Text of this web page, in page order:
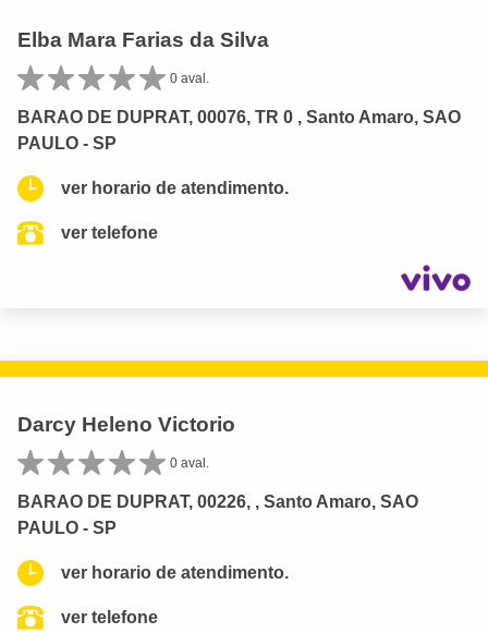
Elba Mara Farias da Silva
0 aval.
BARAO DE DUPRAT, 00076, TR 0 , Santo Amaro, SAO
PAULO - SP
ver horario de atendimento.
ver telefone
Darcy Heleno Victorio
0 aval.
BARAO DE DUPRAT, 00226, , Santo Amaro, SAO
PAULO - SP
ver horario de atendimento.
ver telefone